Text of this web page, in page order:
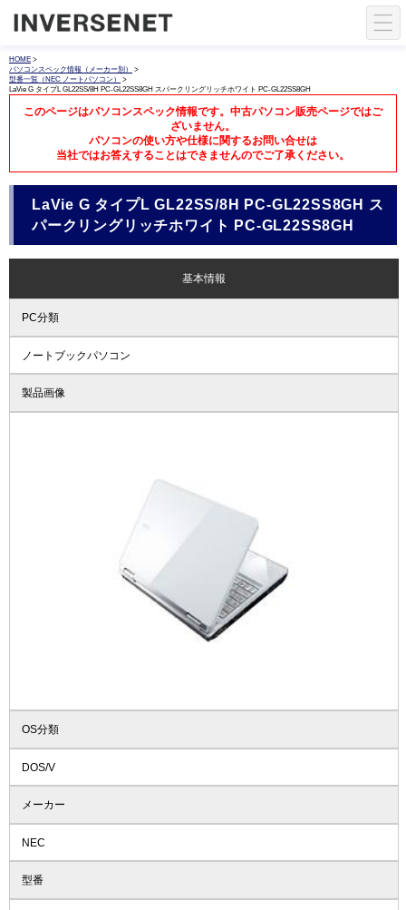
HOME >
パソコンスペック情報（メーカー別）
>
型番一覧（NEC ノートパソコン）
>
LaVie G タイプL GL22SS/8H PC-GL22SS8GH スパークリングリッチホワイト PC-GL22SS8GH
このページはパソコンスペック情報です。中古パソコン販売ページではご
ざいません。
パソコンの使い方や仕様に関するお問い合せは
当社ではお答えすることはできませんのでご了承ください。
LaVie G タイプL GL22SS/8H PC-GL22SS8GH ス
パークリングリッチホワイト PC-GL22SS8GH
基本情報
PC分類
ノートブックパソコン
製品画像
OS分類
DOS/V
メーカー
NEC
型番